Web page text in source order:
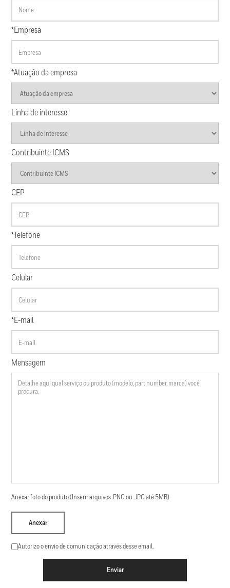
*Empresa
*Atuação da empresa
Linha de interesse
Contribuinte ICMS
CEP
*Telefone
Celular
*E-mail
Mensagem
Anexar foto do produto (Inserir arquivos .PNG ou .JPG até 5MB)
Anexar
Autorizo o envio de comunicação através desse email.
Enviar